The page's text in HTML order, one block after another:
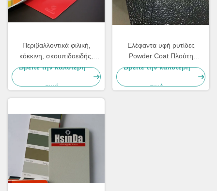
Περιβαλλοντικά φιλική,
κόκκινη, σκουπιδοειδής,
παχυντική επικάλυψη από
Βρείτε την καλύτερη
τιμή
Ελέφαντα υφή ρυτίδες
Powder Coat Πλούτη
εξοικονόμηση Αντίσταση σε
Βρείτε την καλύτερη
τιμή